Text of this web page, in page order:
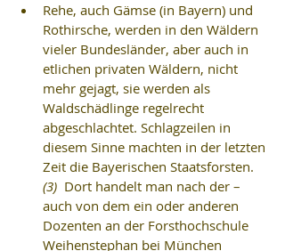
Rehe, auch Gämse (in Bayern) und
Rothirsche, werden in den Wäldern
vieler Bundesländer, aber auch in
etlichen privaten Wäldern, nicht
mehr gejagt, sie werden als
Waldschädlinge regelrecht
abgeschlachtet. Schlagzeilen in
diesem Sinne machten in der letzten
Zeit die Bayerischen Staatsforsten.
(3)
  Dort handelt man nach der –
auch von dem ein oder anderen
Dozenten an der Forsthochschule
Weihenstephan bei München